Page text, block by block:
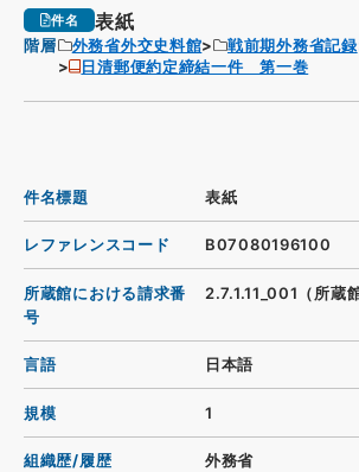
件名 表紙
階層 外務省外交史料館 戦前期外務省記録
日清郵便約定締結一件 第一巻
件名標題 表紙
レファレンスコード B07080196100
所蔵館における請求番
号
2.7.1.11_001（所蔵
言語 日本語
規模 1
組織歴/履歴 外務省